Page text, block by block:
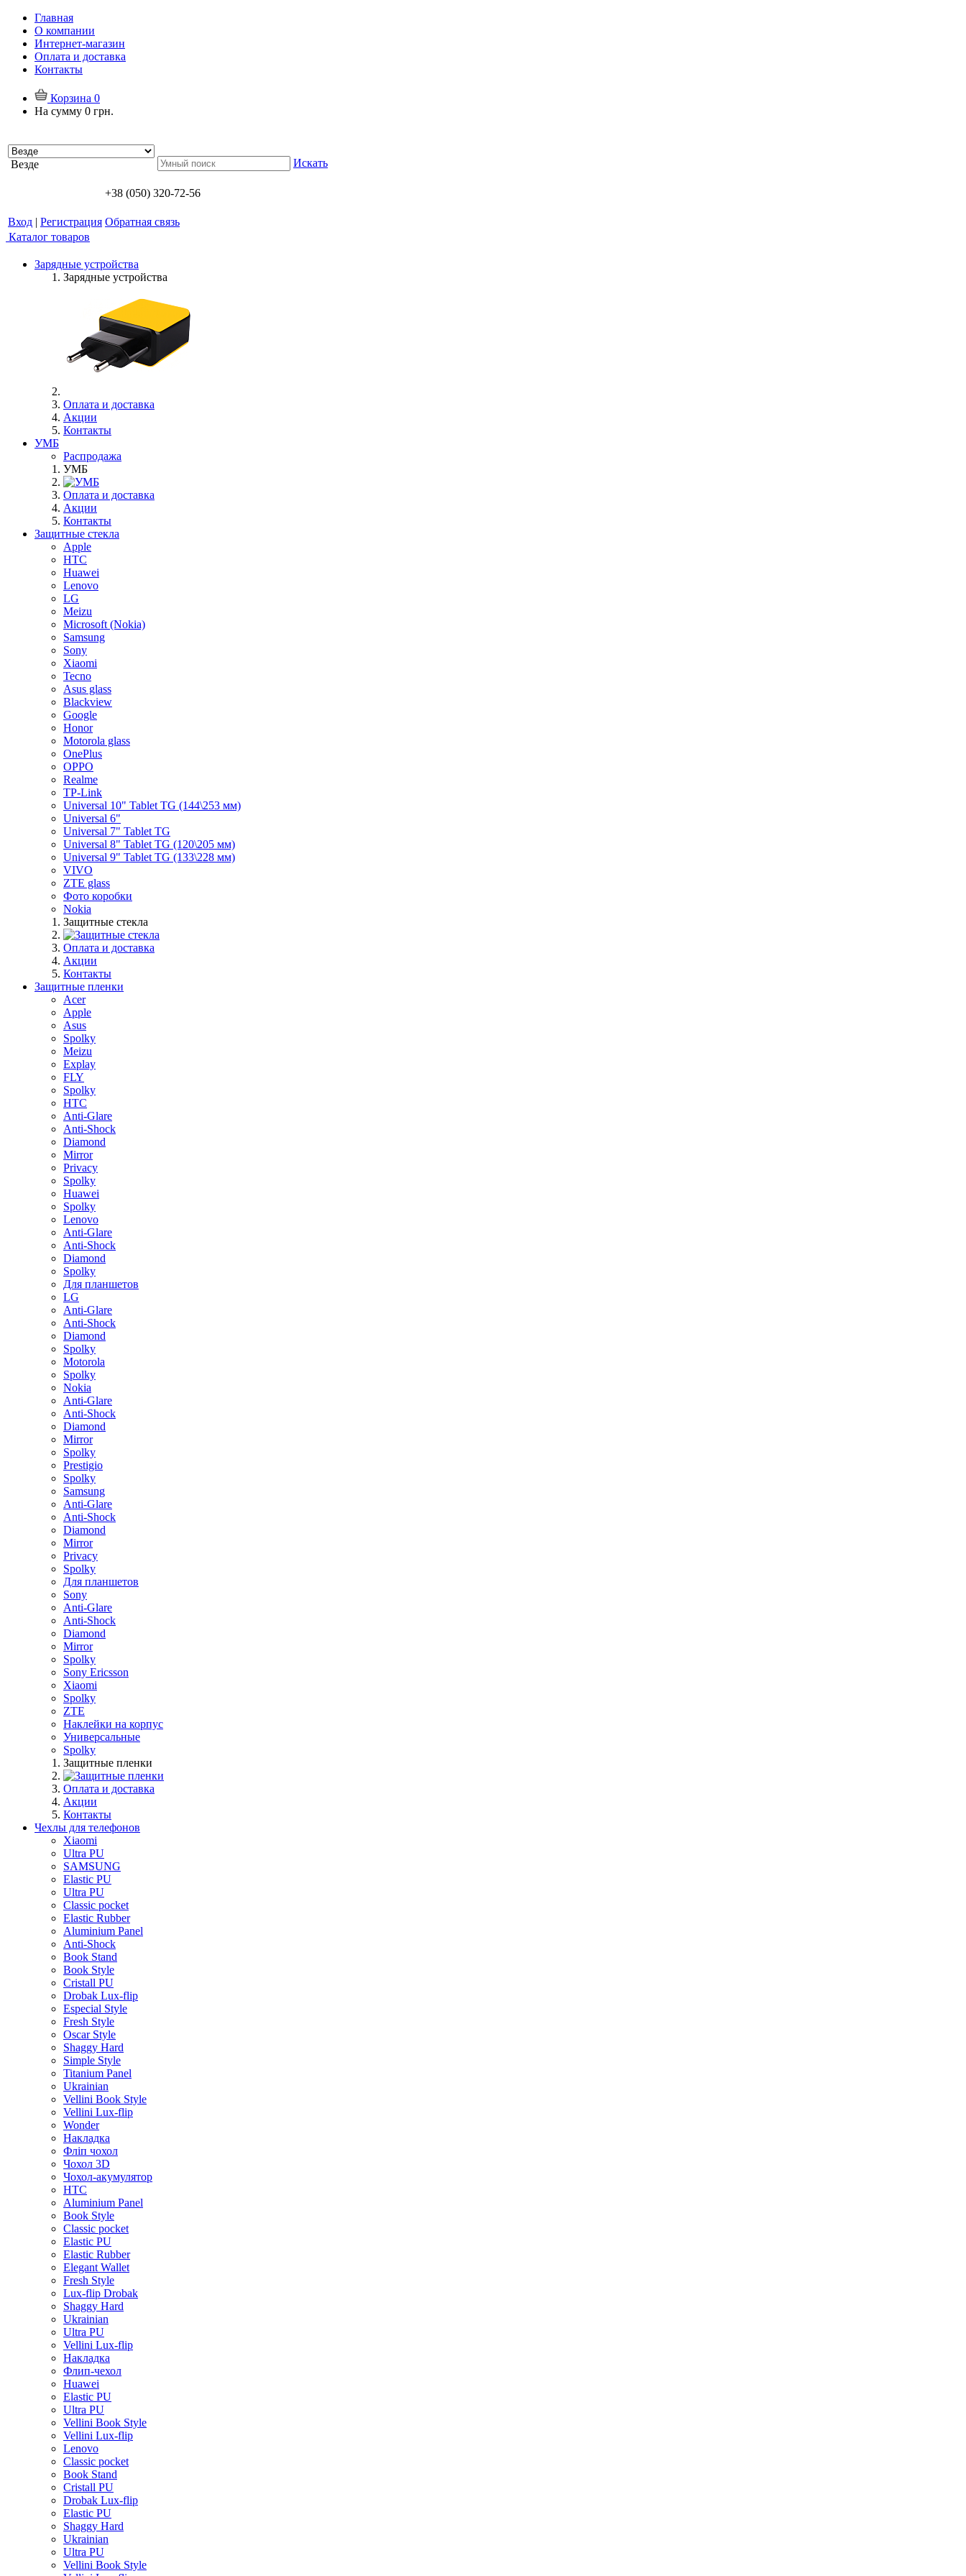
Главная
О компании
Интернет-магазин
Оплата и доставка
Контакты
Корзина 0
На сумму 0 грн.
Везде Искать
+38 (050) 320-72-56
Вход | Регистрация Обратная связь
Каталог товаров
Зарядные устройства
Зарядные устройства
Оплата и доставка
Акции
Контакты
УМБ
Распродажа
УМБ
Оплата и доставка
Акции
Контакты
Защитные стекла
Apple
HTC
Huawei
Lenovo
LG
Meizu
Microsoft (Nokia)
Samsung
Sony
Xiaomi
Tecno
Asus glass
Blackview
Google
Honor
Motorola glass
OnePlus
OPPO
Realme
TP-Link
Universal 10" Tablet TG (144\253 мм)
Universal 6"
Universal 7" Tablet TG
Universal 8" Tablet TG (120\205 мм)
Universal 9" Tablet TG (133\228 мм)
VIVO
ZTE glass
Фото коробки
Nokia
Защитные стекла
Оплата и доставка
Акции
Контакты
Защитные пленки
Acer
Apple
Asus
Spolky
Meizu
Explay
FLY
Spolky
HTC
Anti-Glare
Anti-Shock
Diamond
Mirror
Privacy
Spolky
Huawei
Spolky
Lenovo
Anti-Glare
Anti-Shock
Diamond
Spolky
Для планшетов
LG
Anti-Glare
Anti-Shock
Diamond
Spolky
Motorola
Spolky
Nokia
Anti-Glare
Anti-Shock
Diamond
Mirror
Spolky
Prestigio
Spolky
Samsung
Anti-Glare
Anti-Shock
Diamond
Mirror
Privacy
Spolky
Для планшетов
Sony
Anti-Glare
Anti-Shock
Diamond
Mirror
Spolky
Sony Ericsson
Xiaomi
Spolky
ZTE
Наклейки на корпус
Универсальные
Spolky
Защитные пленки
Оплата и доставка
Акции
Контакты
Чехлы для телефонов
Xiaomi
Ultra PU
SAMSUNG
Elastic PU
Ultra PU
Classic pocket
Elastic Rubber
Aluminium Panel
Anti-Shock
Book Stand
Book Style
Cristall PU
Drobak Lux-flip
Especial Style
Fresh Style
Oscar Style
Shaggy Hard
Simple Style
Titanium Panel
Ukrainian
Vellini Book Style
Vellini Lux-flip
Wonder
Накладка
Фліп чохол
Чохол 3D
Чохол-акумулятор
HTC
Aluminium Panel
Book Style
Classic pocket
Elastic PU
Elastic Rubber
Elegant Wallet
Fresh Style
Lux-flip Drobak
Shaggy Hard
Ukrainian
Ultra PU
Vellini Lux-flip
Накладка
Флип-чехол
Huawei
Elastic PU
Ultra PU
Vellini Book Style
Vellini Lux-flip
Lenovo
Classic pocket
Book Stand
Cristall PU
Drobak Lux-flip
Elastic PU
Shaggy Hard
Ukrainian
Ultra PU
Vellini Book Style